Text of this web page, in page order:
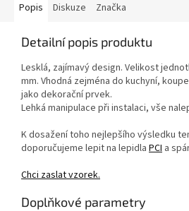
Popis Diskuze Značka
Detailní popis produktu
Lesklá, zajímavý design. Velikost
mm. Vhodná zejména do kuchyní,
jako dekorační prvek.
Lehká manipulace při instalaci, vše
K dosažení toho nejlepšího výsledku
doporučujeme lepit na lepidla PCI a
Chci zaslat vzorek.
Doplňkové parametry